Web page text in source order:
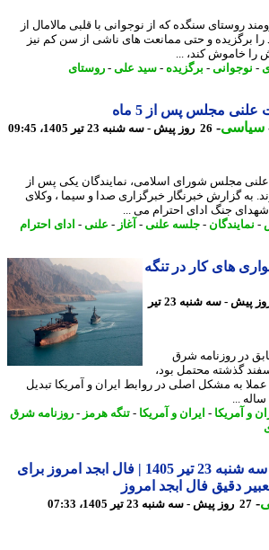
سنگده که از نوجوانی با قلبی مالامال از
و حتی ممانعت های ناشی از سن کم نیز
خاموش کند، ...
- برگزیده-سید علی -روستای
پس از 5 ماه
-26 روز پیش - سه شنبه 23 تیر 1405، 09:45
مجلس شورای اسلامی، نمایندگان یکی پس از
خبرنگار خبرگزاری صدا و سیما ، وکلای
جنگ ادای احترام می ...
-جلسه علنی-آغاز -علنی-ادای احترام
های کار در تنگه
26 روز پیش - سه شنبه 23 تیر
روزنامه شرق
محتمل بود،
به مشکل اصلی در روابط ایران و آمریکا تبدیل
...
- ایران و آمریکا- تنگه هرمز- روزنامه شرق
فال ابجد امروز سه شنبه 23 تیر 1405 | فال ابجد امروز برای
دقیق فال ابجد امروز
23 تیر 1405، 07:33